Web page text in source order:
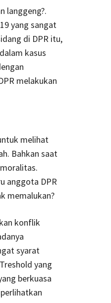
langgeng?.
yang sangat
di DPR itu,
kasus
melakukan
melihat
Bahkan saat
anggota DPR
memalukan?
konflik
syarat
yang
berkuasa